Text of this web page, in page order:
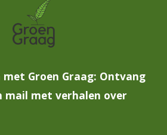
Groen Graag: Ontvang
mail met verhalen over